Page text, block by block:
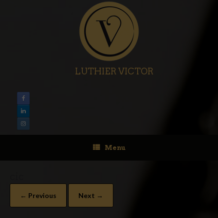
LUTHIER VICTOR
Menu
← Previous Next →